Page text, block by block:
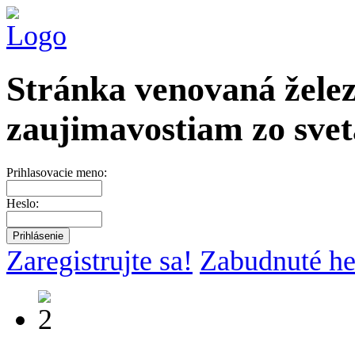
Stránka venovaná
zaujimavostiam zo
Prihlasovacie meno:
Heslo:
Zaregistrujte sa! Zabudnuté